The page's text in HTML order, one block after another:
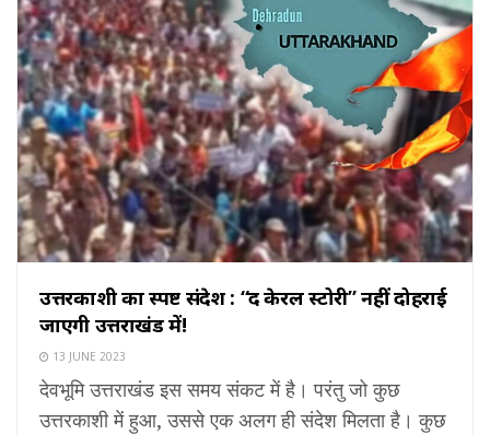
उत्तरकाशी का स्पष्ट संदेश : “द केरल स्टोरी” नहीं दोहराई
जाएगी उत्तराखंड में!
13 JUNE 2023
देवभूमि उत्तराखंड इस समय संकट में है। परंतु जो कुछ
उत्तरकाशी में हुआ, उससे एक अलग ही संदेश मिलता है। कुछ